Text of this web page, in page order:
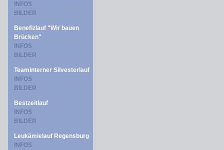
INFOS
BILDER
Benefizlauf "Wir bauen
Brücken"
INFOS
BILDER
Teaminterner Silvesterlauf
INFOS
BILDER
Bestzeitlauf
INFOS
BILDER
Leukämielauf Regensburg
INFOS